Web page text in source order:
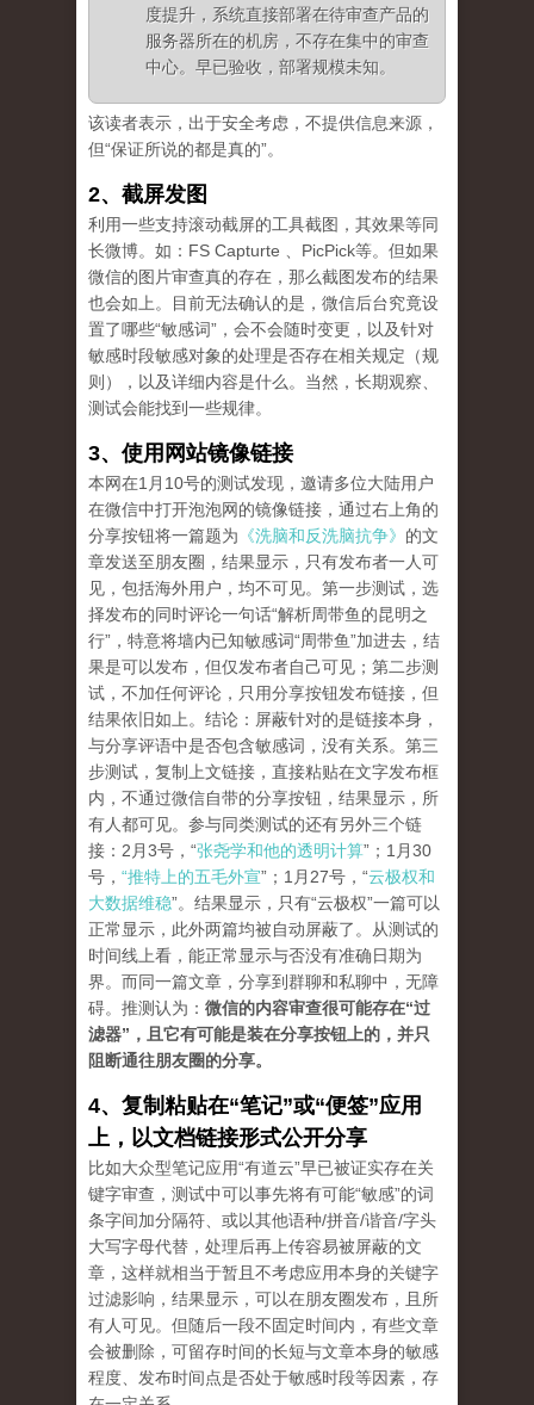
度提升，系统直接部署在待审查产品的
服务器所在的机房，不存在集中的审查
中心。早已验收，部署规模未知。
该读者表示，出于安全考虑，不提供信息来源，
但“保证所说的都是真的”。
2、截屏发图
利用一些支持滚动截屏的工具截图，其效果等同
长微博。如：FS Capturte 、PicPick等。但如果
微信的图片审查真的存在，那么截图发布的结果
也会如上。目前无法确认的是，微信后台究竟设
置了哪些“敏感词”，会不会随时变更，以及针对
敏感时段敏感对象的处理是否存在相关规定（规
则），以及详细内容是什么。当然，长期观察、
测试会能找到一些规律。
3、使用网站镜像链接
本网在1月10号的测试发现，邀请多位大陆用户
在微信中打开泡泡网的镜像链接，通过右上角的
分享按钮将一篇题为 《洗脑和反洗脑抗争》 的文
章发送至朋友圈，结果显示，只有发布者一人可
见，包括海外用户，均不可见。第一步测试，选
择发布的同时评论一句话“解析周带鱼的昆明之
行”，特意将墙内已知敏感词“周带鱼”加进去，结
果是可以发布，但仅发布者自己可见；第二步测
试，不加任何评论，只用分享按钮发布链接，但
结果依旧如上。结论：屏蔽针对的是链接本身，
与分享评语中是否包含敏感词，没有关系。第三
步测试，复制上文链接，直接粘贴在文字发布框
内，不通过微信自带的分享按钮，结果显示，所
有人都可见。参与同类测试的还有另外三个链
接：2月3号，“张尧学和他的透明计算”；1月30
号， “推特上的五毛外宣”；1月27号，“云极权和
大数据维稳”。结果显示，只有“云极权”一篇可以
正常显示，此外两篇均被自动屏蔽了。从测试的
时间线上看，能正常显示与否没有准确日期为
界。而同一篇文章，分享到群聊和私聊中，无障
碍。推测认为： 微信的内容审查很可能存在“过
滤器”，且它有可能是装在分享按钮上的，并只
阻断通往朋友圈的分享。
4、复制粘贴在“笔记”或“便签”应用
上，以文档链接形式公开分享
比如大众型笔记应用“有道云”早已被证实存在关
键字审查，测试中可以事先将有可能“敏感”的词
条字间加分隔符、或以其他语种/拼音/谐音/字头
大写字母代替，处理后再上传容易被屏蔽的文
章，这样就相当于暂且不考虑应用本身的关键字
过滤影响，结果显示，可以在朋友圈发布，且所
有人可见。但随后一段不固定时间内，有些文章
会被删除，可留存时间的长短与文章本身的敏感
程度、发布时间点是否处于敏感时段等因素，存